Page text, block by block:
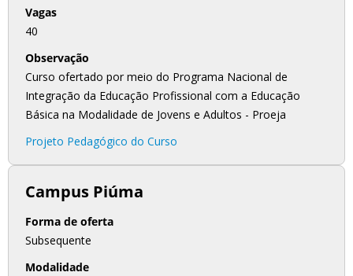
Vagas
40
Observação
Curso ofertado por meio do Programa Nacional de
Integração da Educação Profissional com a Educação
Básica na Modalidade de Jovens e Adultos - Proeja
Projeto Pedagógico do Curso
Campus Piúma
Forma de oferta
Subsequente
Modalidade